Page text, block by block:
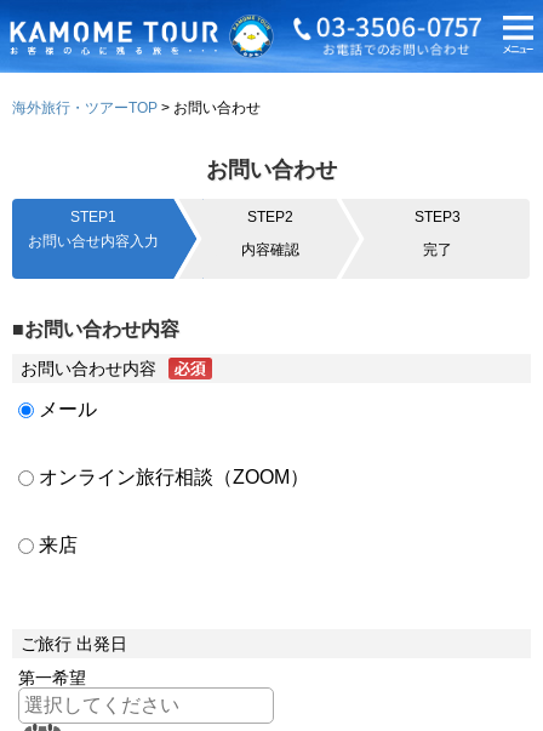
海外旅行・ツアーTOP お問い合わせ
お問い合わせ
STEP1
お問い合せ内容入力
STEP2
内容確認
STEP3
完了
■お問い合わせ内容
お問い合わせ内容
メール
オンライン旅行相談（ZOOM）
来店
ご旅行 出発日
第一希望